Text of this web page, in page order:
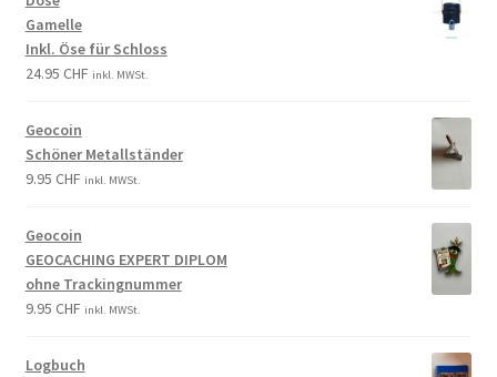
Gamelle
Inkl. Öse für Schloss
24.95 CHF inkl. MWSt.
Geocoin
Schöner Metallständer
9.95 CHF inkl. MWSt.
Geocoin
GEOCACHING EXPERT DIPLOM
ohne Trackingnummer
9.95 CHF inkl. MWSt.
Logbuch